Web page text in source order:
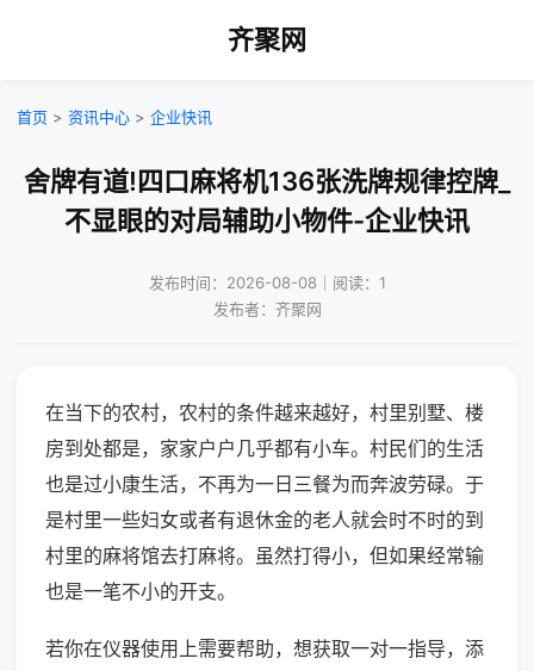
齐聚网
首页 > 资讯中心 > 企业快讯
舍牌有道!四口麻将机136张洗牌规律控牌_
不显眼的对局辅助小物件-企业快讯
发布时间：2026-08-08｜阅读：1
发布者：齐聚网
在当下的农村，农村的条件越来越好，村里别墅、楼
房到处都是，家家户户几乎都有小车。村民们的生活
也是过小康生活，不再为一日三餐为而奔波劳碌。于
是村里一些妇女或者有退休金的老人就会时不时的到
村里的麻将馆去打麻将。虽然打得小，但如果经常输
也是一笔不小的开支。
若你在仪器使用上需要帮助，想获取一对一指导，添